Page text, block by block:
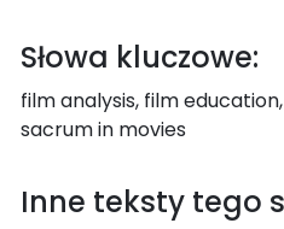
Słowa kluczowe:
film analysis, film
sacrum in movies
Inne teksty tego